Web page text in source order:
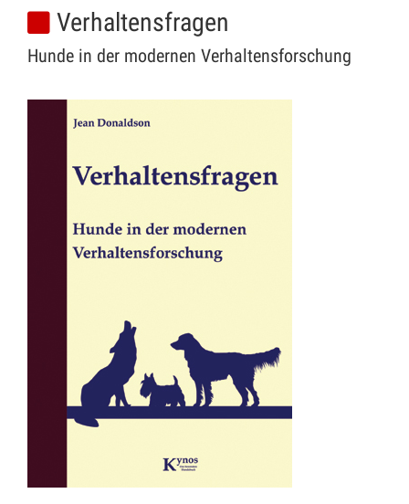
Verhaltensfragen
Hunde in der modernen Verhaltensforschung